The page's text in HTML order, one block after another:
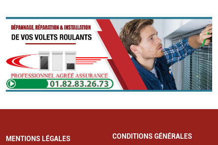
MENTIONS LÉGALES CONDITIONS GÉNÉRALES